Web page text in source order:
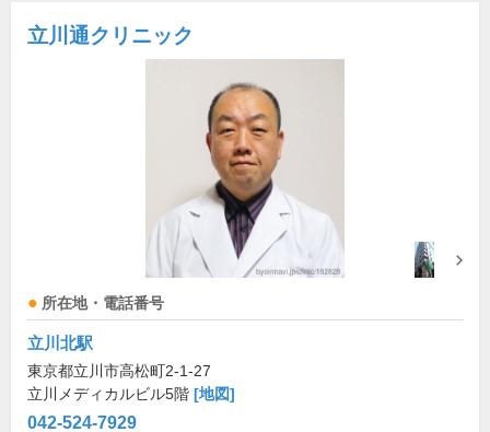
立川通クリニック
所在地・電話番号
立川北駅
東京都立川市高松町2-1-27
立川メディカルビル5階 [地図]
042-524-7929